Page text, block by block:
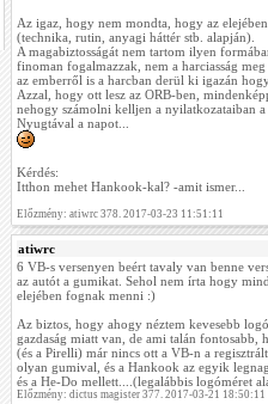
Az igaz, hogy nem mondta, hogy az
(technika, rutin, anyagi háttér stb. alapján).
A magabiztosságát nem tartom ilyen
finoman fogalmazzak, nem a harciasság
az emberről is a harcban derül ki igazán
Azzal, hogy ott lesz az ORB-ben,
nehogy számolni kelljen a nyilatkozataiban
Nyugtával a napot...
Kérdés:
Itthon mehet Hankook-kal? -amit ismer...
Előzmény: atiwrc 378. 2017-03-23 11:51:11
atiwrc
6 VB-s versenyen beért tavaly van benne
az autót a gumikat. Sehol nem írta hogy
elejében fognak menni :)
Az biztos, hogy ahogy néztem kevesebb
gazdaság miatt van, de ami talán
(és a Pirelli) már nincs ott a VB-n a
olyan gumival, és a Hankook az egyik
és a He-Do mellett....(legalábbis logóméret
Előzmény: dictus magister 377. 2017-03-21 18:50:11